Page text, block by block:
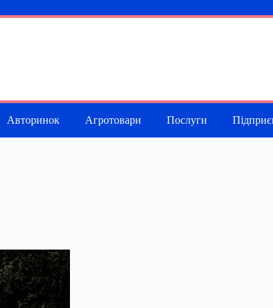
Авторинок Агротовари Послуги